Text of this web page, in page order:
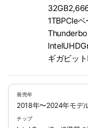
1TBPCIeベ
ギガビッ
発売年
2018年〜2024年モデ
チップ